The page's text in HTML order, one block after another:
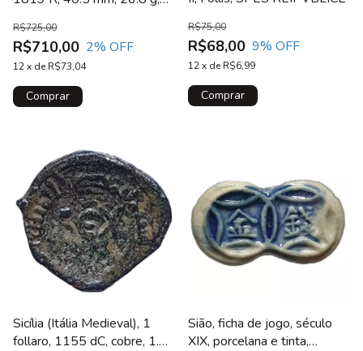
Bentes 387.02.01
R$710,00
R$725,00
2% OFF
12x de R$73,04
R$68,00
R$75,00
9% OFF
12x de R$6,99
Sicília (Itália Medieval), 1
follaro, 1155 dC, cobre, 1.4
Sião, ficha de jogo, século
XIX, porcelana e tinta,